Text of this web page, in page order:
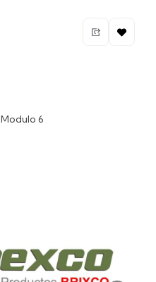
Modulo 6